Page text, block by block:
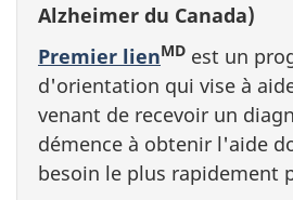
Alzheimer du Canada)
Premier lienMD est un
d'orientation qui vise à
venant de recevoir un
démence à obtenir l'aide
besoin le plus rapidement